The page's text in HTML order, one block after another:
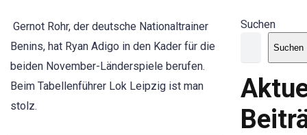
Gernot Rohr, der deutsche Nationaltrainer
Benins, hat Ryan Adigo in den Kader für die
beiden November-Länderspiele berufen.
Beim Tabellenführer Lok Leipzig ist man
stolz.
Suchen
Suchen